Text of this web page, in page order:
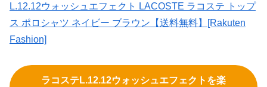
L.12.12ウォッシュエフェクト LACOSTE ラコステ トップ
ス ポロシャツ ネイビー ブラウン【送料無料】[Rakuten
Fashion]
ラコステL.12.12ウォッシュエフェクトを楽